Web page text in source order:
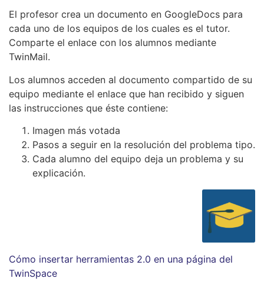
El profesor crea un documento en GoogleDocs para
cada uno de los equipos de los cuales es el tutor.
Comparte el enlace con los alumnos mediante
TwinMail.
Los alumnos acceden al documento compartido de su
equipo mediante el enlace que han recibido y siguen
las instrucciones que éste contiene:
Imagen más votada
Pasos a seguir en la resolución del problema tipo.
Cada alumno del equipo deja un problema y su
explicación.
Cómo insertar herramientas 2.0 en una página del
TwinSpace